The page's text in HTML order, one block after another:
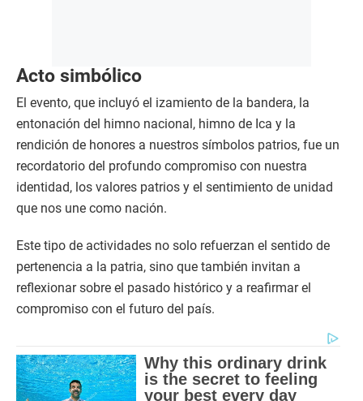
Acto simbólico
El evento, que incluyó el izamiento de la bandera, la
entonación del himno nacional, himno de Ica y la
rendición de honores a nuestros símbolos patrios, fue un
recordatorio del profundo compromiso con nuestra
identidad, los valores patrios y el sentimiento de unidad
que nos une como nación.
Este tipo de actividades no solo refuerzan el sentido de
pertenencia a la patria, sino que también invitan a
reflexionar sobre el pasado histórico y a reafirmar el
compromiso con el futuro del país.